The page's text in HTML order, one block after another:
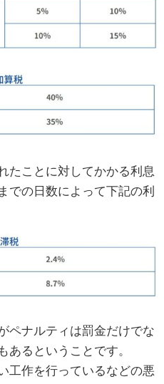
たことに対してかかる利息
での日数によって下記の利
ペナルティは罰金だけでな
あるということです。
工作を行っているなどの悪